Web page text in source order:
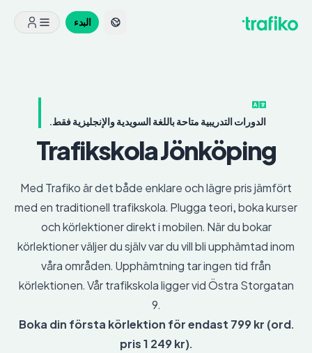
البدء
الدورات التدريبية متاحة باللغة السويدية والإنجليزية فقط.
TrafikskolaJönköping
Med Trafiko är det både enklare och lägre pris jämfört
med en traditionell trafikskola. Plugga teori, boka kurser
och körlektioner direkt i mobilen. När du bokar
körlektioner väljer du själv var du vill bli upphämtad inom
våra områden. Upphämtning tar ingen tid från
körlektionen. Vår trafikskola ligger vid Östra Storgatan
9.
Boka din första körlektion för endast 799 kr (ord.
pris 1 249 kr).